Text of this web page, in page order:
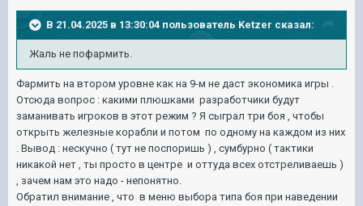
В 21.04.2025 в 13:30:04 пользователь Ketzer сказал:
Жаль не пофармить.
Фармить на втором уровне как на 9-м не даст экономика игры .
Отсюда вопрос : какими плюшками разработчики будут
заманивать игроков в этот режим ? Я сыграл три боя , чтобы
открыть железные корабли и потом по одному на каждом из них
. Вывод : нескучно ( тут не поспоришь ) , сумбурно ( тактики
никакой нет , ты просто в центре и оттуда всех отстреливаешь )
, зачем нам это надо - непонятно.
Обратил внимание , что в меню выбора типа боя при наведении